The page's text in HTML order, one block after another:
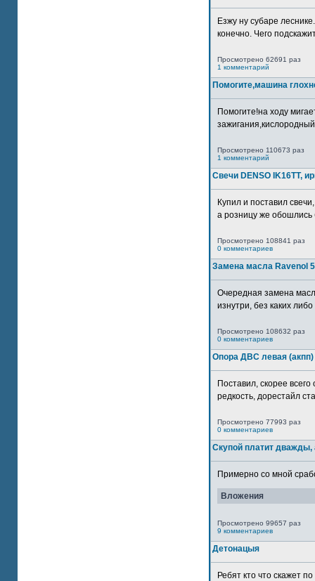
Езжу ну субаре
конечно. Чего
Просмотрено 62691 раз
1 комментарий
Помогите,машина
Помогите!на ходу
Просмотрено 110673 раз
1 комментарий
Свечи DENSO IK16TT,
Купил и поставил
а розницу же обошлись
Просмотрено 108841 раз
0 комментариев
Замена масла Ravenol
Очередная замена
изнутри, без каких
Просмотрено 108632 раз
0 комментариев
Опора ДВС левая (акпп)
Поставил, скорее
редкость, дорестайл
Просмотрено 77993 раз
0 комментариев
Скупой платит
Примерно со мной
Вложения
Просмотрено 99657 раз
9 комментариев
Детонацыя
Ребят кто что скажет